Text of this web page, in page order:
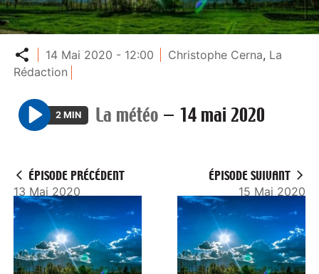
Partager
14 Mai 2020 - 12:00 Christophe Cerna, La
Rédaction
P
y
2 MIN La météo — 14 mai 2020
ÉPISODE PRÉCÉDENT
13 Mai 2020
ÉPISODE SUIVANT
15 Mai 2020